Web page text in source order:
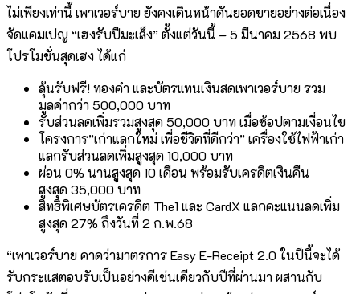
ไม่เพียงเท่านี้ เพาเวอร์บาย ยังคงเดินหน้าดันยอดขายอย่างต่อเนื่อง
จัดแคมเปญ “เฮงรับปีมะเส็ง” ตั้งแต่วันนี้ – 5 มีนาคม 2568 พบ
โปรโมชั่นสุดเฮง ได้แก่
ลุ้นรับฟรี! ทองคำ และบัตรแทนเงินสดเพาเวอร์บาย รวม
มูลค่ากว่า 500,000 บาท
รับส่วนลดเพิ่มรวมสูงสุด 50,000 บาท เมื่อช้อปตามเงื่อนไข
โครงการ”เก่าแลกใหม่ เพื่อชีวิตที่ดีกว่า” เครื่องใช้ไฟฟ้าเก่า
แลกรับส่วนลดเพิ่มสูงสุด 10,000 บาท
ผ่อน 0% นานสูงสุด 10 เดือน พร้อมรับเครดิตเงินคืน
สูงสุด 35,000 บาท
สิทธิพิเศษบัตรเครดิต The1 และ CardX แลกคะแนนลดเพิ่ม
สูงสุด 27% ถึงวันที่ 2 ก.พ.68
“เพาเวอร์บาย คาดว่ามาตรการ Easy E-Receipt 2.0 ในปีนี้จะได้
รับกระแสตอบรับเป็นอย่างดีเช่นเดียวกับปีที่ผ่านมา ผสานกับ